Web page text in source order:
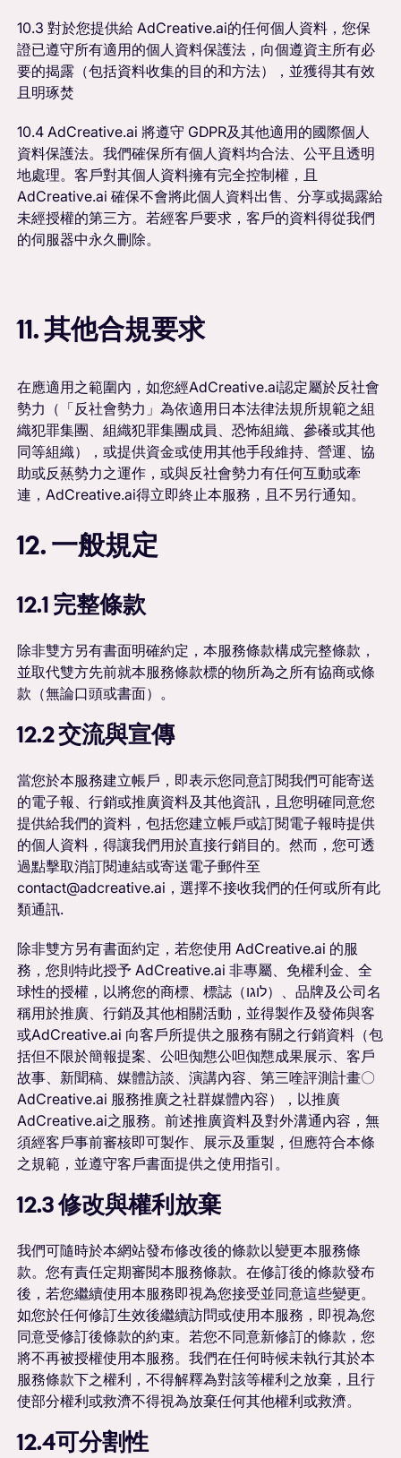
10.3 對於您提供給 AdCreative.ai的任何個人資料，您保
證已遵守所有適用的個人資料保護法，向個遵資主所有必
要的揭露（包括資料收集的目的和方法），並獲得其有效
且明琢焚
10.4 AdCreative.ai 將遵守 GDPR及其他適用的國際個人
資料保護法。我們確保所有個人資料均合法、公平且透明
地處理。客戶對其個人資料擁有完全控制權，且
AdCreative.ai 確保不會將此個人資料出售、分享或揭露給
未經授權的第三方。若經客戶要求，客戶的資料得從我們
的伺服器中永久刪除。
11. 其他合規要求
在應適用之範圍內，如您經AdCreative.ai認定屬於反社會
勢力（「反社會勢力」為依適用日本法律法規所規範之組
織犯罪集團、組織犯罪集團成員、恐怖組織、參礢或其他
同等組織），或提供資金或使用其他手段維持、營運、協
助或反爇勢力之運作，或與反社會勢力有任何互動或牽
連，AdCreative.ai得立即終止本服務，且不另行通知。
12. 一般規定
12.1 完整條款
除非雙方另有書面明確約定，本服務條款構成完整條款，
並取代雙方先前就本服務條款標的物所為之所有協商或條
款（無論口頭或書面）。
12.2 交流與宣傳
當您於本服務建立帳戶，即表示您同意訂閱我們可能寄送
的電子報、行銷或推廣資料及其他資訊，且您明確同意您
提供給我們的資料，包括您建立帳戶或訂閱電子報時提供
的個人資料，得讓我們用於直接行銷目的。然而，您可透
過點擊取消訂閱連結或寄送電子郵件至
contact@adcreative.ai，選擇不接收我們的任何或所有此
類通訊.
除非雙方另有書面約定，若您使用 AdCreative.ai 的服
務，您則特此授予 AdCreative.ai 非專屬、免權利金、全
球性的授權，以將您的商標、標誌（לוגו）、品牌及公司名
稱用於推廣、行銷及其他相關活動，並得製作及發佈與客
或AdCreative.ai 向客戶所提供之服務有關之行銷資料（包
括但不限於簡報提案、公呾倁戁公呾倁戁成果展示、客戶
故事、新聞稿、媒體訪談、演講內容、第三喹評測計畫〇
AdCreative.ai 服務推廣之社群媒體內容），以推廣
AdCreative.ai之服務。前述推廣資料及對外溝通內容，無
須經客戶事前審核即可製作、展示及重製，但應符合本條
之規範，並遵守客戶書面提供之使用指引。
12.3 修改與權利放棄
我們可隨時於本網站發布修改後的條款以變更本服務條
款。您有責任定期審閱本服務條款。在修訂後的條款發布
後，若您繼續使用本服務即視為您接受並同意這些變更。
如您於任何修訂生效後繼續訪問或使用本服務，即視為您
同意受修訂後條款的約束。若您不同意新修訂的條款，您
將不再被授權使用本服務。我們在任何時候未執行其於本
服務條款下之權利，不得解釋為對該等權利之放棄，且行
使部分權利或救濟不得視為放棄任何其他權利或救濟。
12.4可分割性